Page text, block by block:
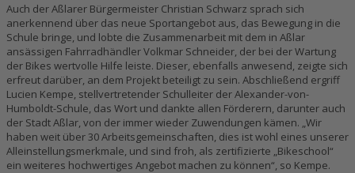
Auch der Aßlarer Bürgermeister Christian Schwarz sprach sich
anerkennend über das neue Sportangebot aus, das Bewegung in die
Schule bringe, und lobte die Zusammenarbeit mit dem in Aßlar
ansässigen Fahrradhändler Volkmar Schneider, der bei der Wartung
der Bikes wertvolle Hilfe leiste. Dieser, ebenfalls anwesend, zeigte sich
erfreut darüber, an dem Projekt beteiligt zu sein. Abschließend ergriff
Lucien Kempe, stellvertretender Schulleiter der Alexander-von-
Humboldt-Schule, das Wort und dankte allen Förderern, darunter auch
der Stadt Aßlar, von der immer wieder Zuwendungen kämen. „Wir
haben weit über 30 Arbeitsgemeinschaften, dies ist wohl eines unserer
Alleinstellungsmerkmale, und sind froh, als zertifizierte „Bikeschool“
ein weiteres hochwertiges Angebot machen zu können“, so Kempe.